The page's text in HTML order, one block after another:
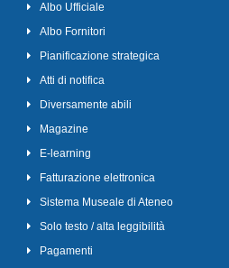
Albo Ufficiale
Albo Fornitori
Pianificazione strategica
Atti di notifica
Diversamente abili
Magazine
E-learning
Fatturazione elettronica
Sistema Museale di Ateneo
Solo testo / alta leggibilità
Pagamenti